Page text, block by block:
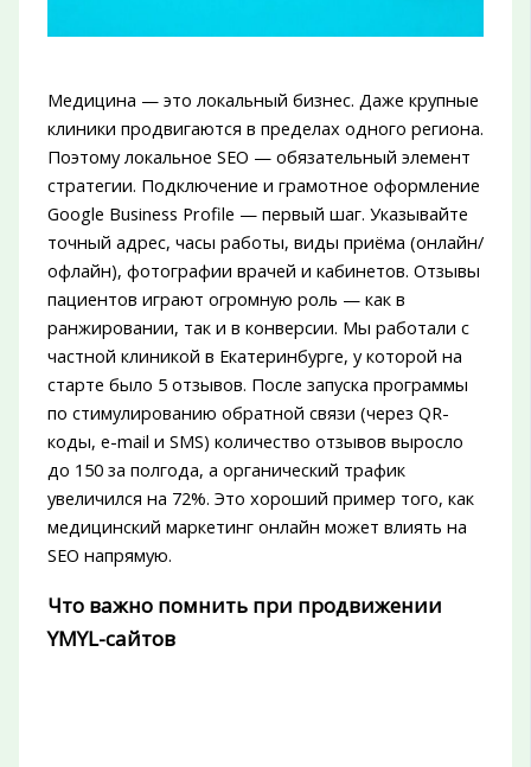
Медицина — это локальный бизнес. Даже крупные
клиники продвигаются в пределах одного региона.
Поэтому локальное SEO — обязательный элемент
стратегии. Подключение и грамотное оформление
Google Business Profile — первый шаг. Указывайте
точный адрес, часы работы, виды приёма (онлайн/
офлайн), фотографии врачей и кабинетов. Отзывы
пациентов играют огромную роль — как в
ранжировании, так и в конверсии. Мы работали с
частной клиникой в Екатеринбурге, у которой на
старте было 5 отзывов. После запуска программы
по стимулированию обратной связи (через QR-
коды, e-mail и SMS) количество отзывов выросло
до 150 за полгода, а органический трафик
увеличился на 72%. Это хороший пример того, как
медицинский маркетинг онлайн может влиять на
SEO напрямую.
Что важно помнить при продвижении
YMYL-сайтов